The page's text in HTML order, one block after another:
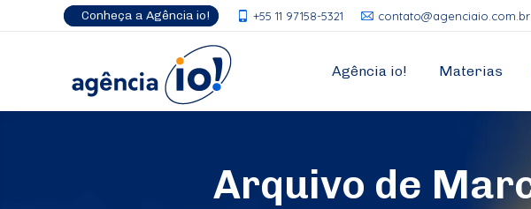
Conheça a Agência io! +55 11 97158-5321 contato@agenciaio.com.br
Agência io! Materias
Arquivo de